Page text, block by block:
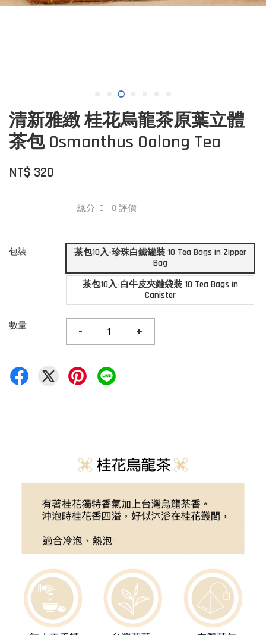
清新雅緻 桂花烏龍茶原葉立體
茶包 Osmanthus Oolong Tea
NT$ 320
總分: 0 - 0 評價
包裝
茶包10入-珍珠白鐵罐裝 10 Tea Bags in Zipper
Bag
茶包10入-白牛皮夾鏈袋裝 10 Tea Bags in
Canister
數量 - +